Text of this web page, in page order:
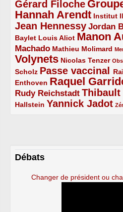
Gérard Filoche
4/5
5/5
Hannah Arendt
5/5 Institut
2/5
4/5
Jean Hennessy
4/5 Jordan
3/5
Baylet
2/5 Louis Aliot
2/5 Manon
5/5
Machado
3/5 Mathieu Molimard
2/5
1/5
Volynets
5/5 Nicolas Tenzer
2/5
1/5
Scholz
2/5 Passe vaccinal
4/5
2/5
Enthoven
2/5 Raquel
5/5
4/5
Rudy Reichstadt
3/5 Thibault
4/5
2/5
Hallstein
2/5 Yannick Jadot
4/5
1/5
Débats
Changer de président ou